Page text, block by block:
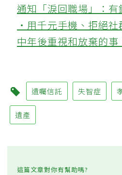
通知「淚回職場」：有
‧用千元手機、拒絕
中年後重視和放棄的
遺囑信託 失智症
遺產
這篇文章對你有幫助嗎?